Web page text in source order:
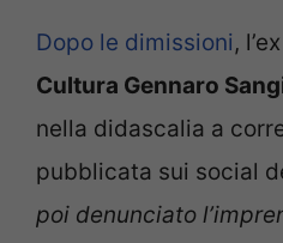
Dopo le dimissioni, l’ex
Cultura Gennaro
nella didascalia a
pubblicata sui social
poi denunciato